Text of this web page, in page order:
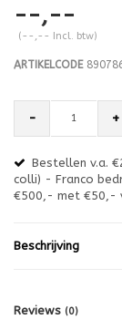
--,--
(--,-- Incl. btw)
ARTIKELCODE
- +
Bestellen v.a.
colli) - Franco
€500,- met €50,-
Beschrijving
Reviews (0)